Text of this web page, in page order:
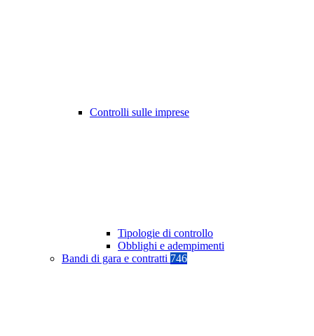
Controlli sulle imprese
Tipologie di controllo
Obblighi e adempimenti
Bandi di gara e contratti 746